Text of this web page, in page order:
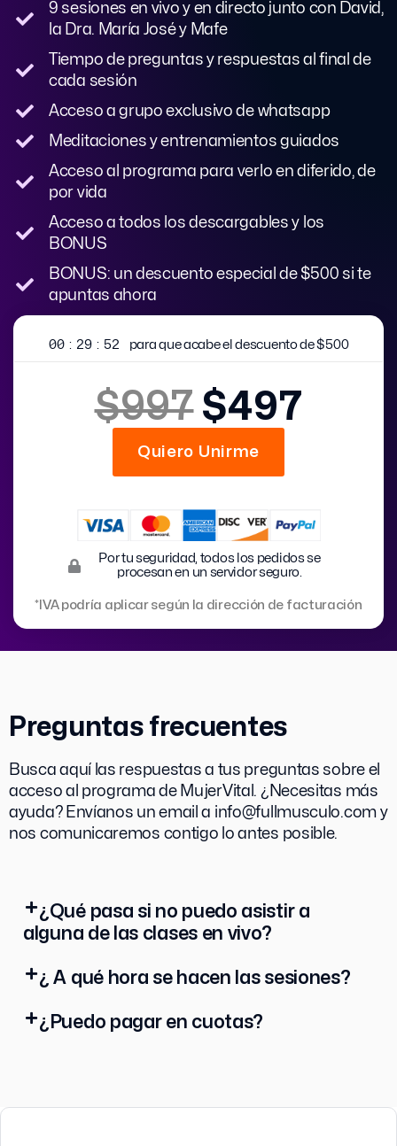
9 sesiones en vivo y en directo junto con David,
la Dra. María José y Mafe
Tiempo de preguntas y respuestas al final de
cada sesión
Acceso a grupo exclusivo de whatsapp
Meditaciones y entrenamientos guiados
Acceso al programa para verlo en diferido, de
por vida
Acceso a todos los descargables y los
BONUS
BONUS: un descuento especial de $500 si te
apuntas ahora
00 : 29 : 51 para que acabe el descuento de $500
$997 $497
Quiero Unirme
Por tu seguridad, todos los pedidos se
procesan en un servidor seguro.
*IVA podría aplicar según la dirección de facturación
Preguntas frecuentes
Busca aquí las respuestas a tus preguntas sobre el
acceso al programa de MujerVital. ¿Necesitas más
ayuda? Envíanos un email a info@fullmusculo.com y
nos comunicaremos contigo lo antes posible.
¿Qué pasa si no puedo asistir a
alguna de las clases en vivo?
¿ A qué hora se hacen las sesiones?
¿Puedo pagar en cuotas?